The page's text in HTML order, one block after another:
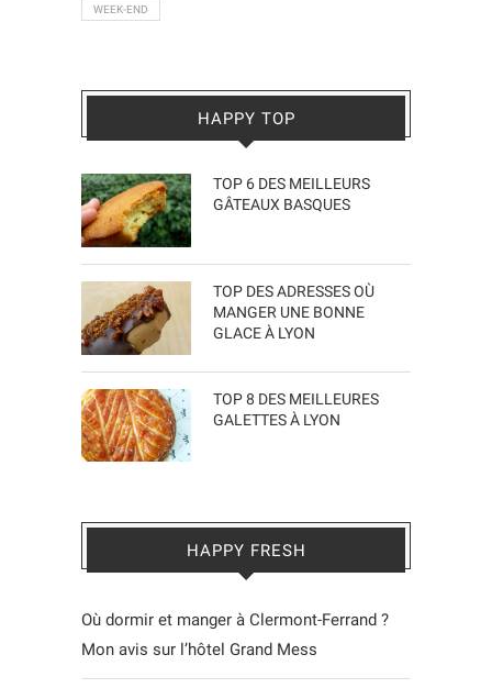
WEEK-END
HAPPY TOP
TOP 6 DES MEILLEURS
GÂTEAUX BASQUES
TOP DES ADRESSES OÙ
MANGER UNE BONNE
GLACE À LYON
TOP 8 DES MEILLEURES
GALETTES À LYON
HAPPY FRESH
Où dormir et manger à Clermont-Ferrand ?
Mon avis sur l’hôtel Grand Mess